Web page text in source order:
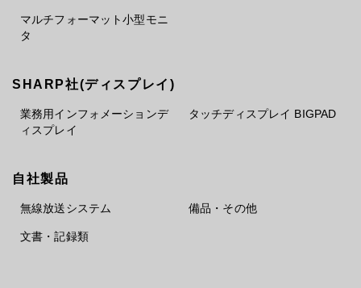
マルチフォーマット小型モニ
タ
SHARP社(ディスプレイ)
業務用インフォメーションデ
ィスプレイ
タッチディスプレイ BIGPAD
自社製品
無線放送システム 備品・その他
文書・記録類